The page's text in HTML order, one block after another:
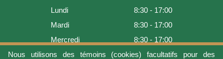
Nous utilisons des témoins (cookies) facultatifs pour des
Lundi
8:30 - 17:00
Mardi
8:30 - 17:00
Mercredi
8:30 - 17:00
Jeudi
8:30 - 17:00